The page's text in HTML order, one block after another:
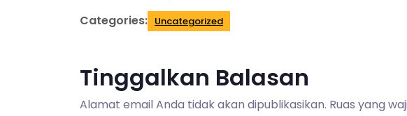
Categories: Uncategorized
Tinggalkan Balasan
Alamat email Anda tidak akan dipublikasikan. Ruas yang